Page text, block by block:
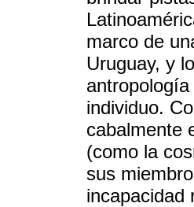
marco de
Uruguay, y
individuo.
cabalmente
(como la
sus
incapacidad